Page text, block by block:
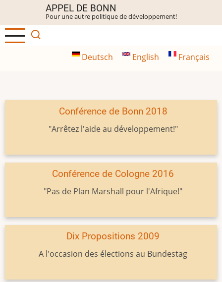
contenu
principal
APPEL DE BONN
Pour une autre politique de développement!
Deutsch English Français
Conférence de Bonn 2018
"Arrêtez l'aide au développement!"
Conférence de Cologne 2016
"Pas de Plan Marshall pour l'Afrique!"
Dix Propositions 2009
A l'occasion des élections au Bundestag